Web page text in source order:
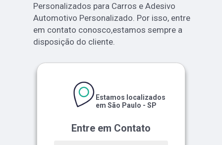
Personalizados para Carros e Adesivo
Automotivo Personalizado. Por isso, entre
em contato conosco,estamos sempre a
disposição do cliente.
Entre em Contato
Estamos localizados
em São Paulo - SP